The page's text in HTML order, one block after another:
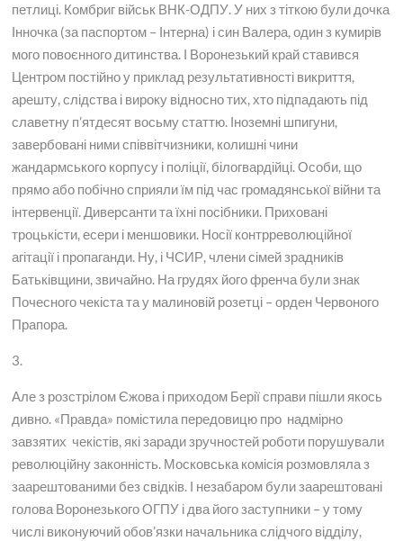
петлиці. Комбриг військ ВНК-ОДПУ. У них з тіткою були дочка
Інночка (за паспортом – Інтерна) і син Валера, один з кумирів
мого повоєнного дитинства. І Воронезький край ставився
Центром постійно у приклад результативності викриття,
арешту, слідства і вироку відносно тих, хто підпадають під
славетну п’ятдесят восьму статтю. Іноземні шпигуни,
завербовані ними співвітчизники, колишні чини
жандармського корпусу і поліції, білогвардійці. Особи, що
прямо або побічно сприяли їм під час громадянської війни та
інтервенції. Диверсанти та їхні посібники. Приховані
троцькісти, есери і меншовики. Носії контрреволюційної
агітації і пропаганди. Ну, і ЧСИР, члени сімей зрадників
Батьківщини, звичайно. На грудях його френча були знак
Почесного чекіста та у малиновій розетці – орден Червоного
Прапора.
3.
Але з розстрілом Єжова і приходом Берії справи пішли якось
дивно. «Правда» помістила передовицю про надмірно
завзятих чекістів, які заради зручностей роботи порушували
революційну законність. Московська комісія розмовляла з
заарештованими без свідків. І незабаром були заарештовані
голова Воронезького ОГПУ і два його заступники – у тому
числі виконуючий обов’язки начальника слідчого відділу,